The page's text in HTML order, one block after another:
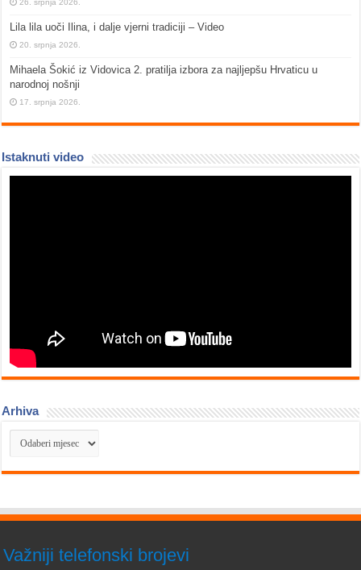
26. srpnja 2026.
Lila lila uoči Ilina, i dalje vjerni tradiciji – Video
20. srpnja 2026.
Mihaela Šokić iz Vidovica 2. pratilja izbora za najljepšu Hrvaticu u
narodnoj nošnji
17. srpnja 2026.
Istaknuti video
Arhiva
Arhiva
Važniji telefonski brojevi